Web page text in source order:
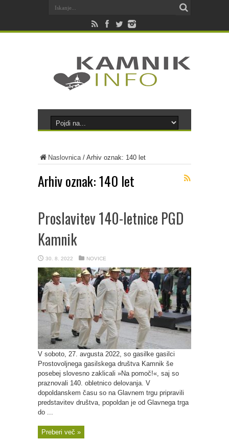
Naslovnica/ Arhiv oznak: 140 let
Arhiv oznak:140 let
Proslavitev 140-letnice PGD
Kamnik
30. 8. 2022 NOVICE
V soboto, 27. avgusta 2022, so gasilke gasilci
Prostovoljnega gasilskega društva Kamnik še
posebej slovesno zaklicali »Na pomoč!«, saj so
praznovali 140. obletnico delovanja. V
dopoldanskem času so na Glavnem trgu pripravili
predstavitev društva, popoldan je od Glavnega trga
do ...
Preberi več »